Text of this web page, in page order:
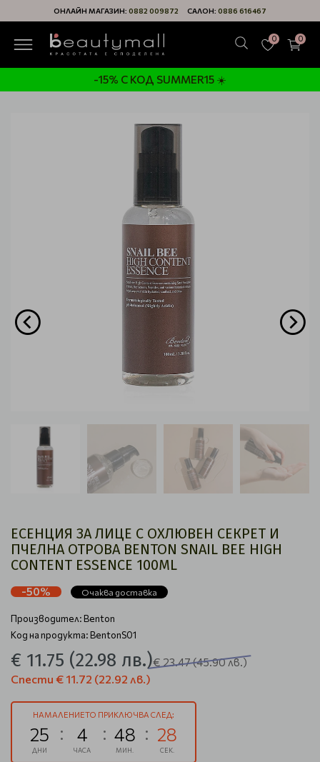
ОНЛАЙН МАГАЗИН: 0882 009872 САЛОН: 0886 616467
0 0
-15% С КОД SUMMER15 ☀️
EСЕНЦИЯ ЗА ЛИЦЕ С ОХЛЮВЕН СЕКРЕТ И
ПЧЕЛНА ОТРОВА BENTON SNAIL BEE HIGH
CONTENT ESSENCE 100ML
-50% Очаква доставка
Производител:Benton
Код на продукта: BentonS01
€ 11.75 (22.98 лв.)€ 23.47(45.90 лв.)
Спести € 11.72 (22.92 лв.)
НАМАЛЕНИЕТО ПРИКЛЮЧВА СЛЕД:
25
ДНИ
4
ЧАСА
48
МИН.
27
СЕК.